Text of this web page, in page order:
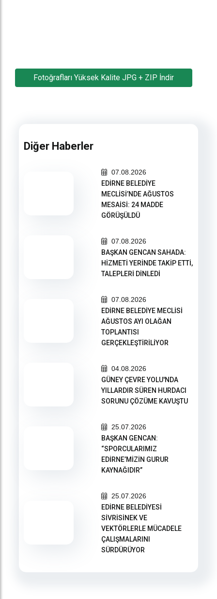
Fotoğrafları Yüksek Kalite JPG + ZIP İndir
Diğer Haberler
07.08.2026
EDİRNE BELEDİYE
MECLİSİ’NDE AĞUSTOS
MESAİSİ: 24 MADDE
GÖRÜŞÜLDÜ
07.08.2026
BAŞKAN GENCAN SAHADA:
HİZMETİ YERİNDE TAKİP ETTİ,
TALEPLERİ DİNLEDİ
07.08.2026
EDİRNE BELEDİYE MECLİSİ
AĞUSTOS AYI OLAĞAN
TOPLANTISI
GERÇEKLEŞTİRİLİYOR
04.08.2026
GÜNEY ÇEVRE YOLU'NDA
YILLARDIR SÜREN HURDACI
SORUNU ÇÖZÜME KAVUŞTU
25.07.2026
BAŞKAN GENCAN:
“SPORCULARIMIZ
EDİRNE’MİZİN GURUR
KAYNAĞIDIR”
25.07.2026
EDİRNE BELEDİYESİ
SİVRİSİNEK VE
VEKTÖRLERLE MÜCADELE
ÇALIŞMALARINI
SÜRDÜRÜYOR